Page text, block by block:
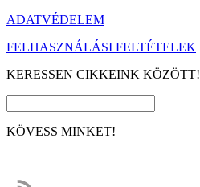
ADATVÉDELEM
FELHASZNÁLÁSI FELTÉTELEK
KERESSEN CIKKEINK KÖZÖTT!
KÖVESS MINKET!